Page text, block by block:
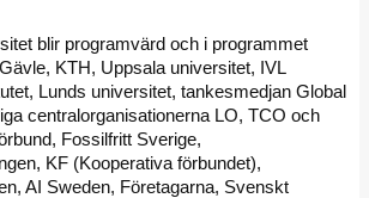
blir programvärd och i programmet
KTH, Uppsala universitet, IVL
Lunds universitet, tankesmedjan Global
centralorganisationerna LO, TCO och
Fossilfritt Sverige,
KF (Kooperativa förbundet),
AI Sweden, Företagarna, Svenskt